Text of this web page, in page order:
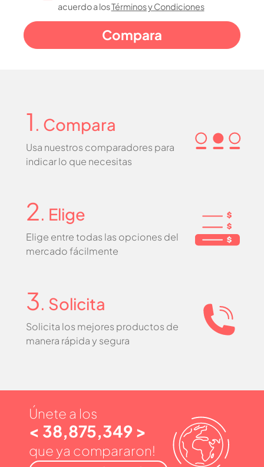
acuerdo a losTérminos y Condiciones
1 . Compara
Usa nuestros comparadores para
indicar lo que necesitas
2. Elige
Elige entre todas las opciones del
mercado fácilmente
3. Solicita
Solicita los mejores productos de
manera rápida y segura
Únete a los
< 38,875,349 >
que ya compararon!